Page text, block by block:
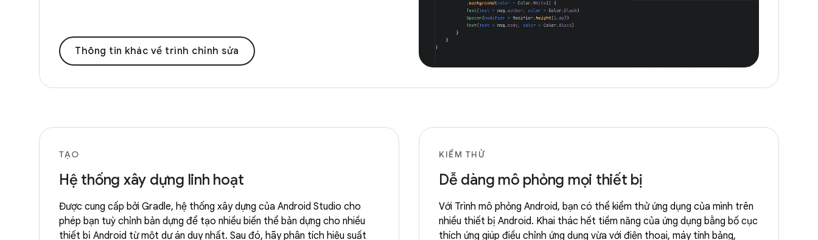
Thông tin khác về trình chỉnh sửa
TẠO
Hệ thống xây dựng linh hoạt
Được cung cấp bởi Gradle, hệ thống xây dựng của Android Studio cho
phép bạn tuỳ chỉnh bản dựng để tạo nhiều biến thể bản dựng cho nhiều
thiết bị Android từ một dự án duy nhất. Sau đó, hãy phân tích hiệu suất
KIỂM THỬ
Dễ dàng mô phỏng mọi thiết bị
Với Trình mô phỏng Android, bạn có thể kiểm thử ứng dụng của mình trên
nhiều thiết bị Android. Khai thác hết tiềm năng của ứng dụng bằng bố cục
thích ứng giúp điều chỉnh ứng dụng vừa với điện thoại, máy tính bảng,